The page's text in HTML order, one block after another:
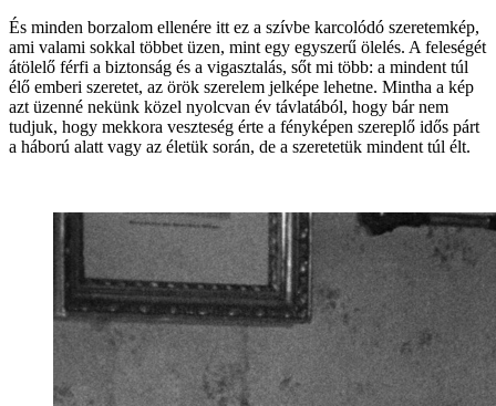
És minden borzalom ellenére itt ez a szívbe karcolódó szeretemkép,
ami valami sokkal többet üzen, mint egy egyszerű ölelés. A feleségét
átölelő férfi a biztonság és a vigasztalás, sőt mi több: a mindent túl
élő emberi szeretet, az örök szerelem jelképe lehetne. Mintha a kép
azt üzenné nekünk közel nyolcvan év távlatából, hogy bár nem
tudjuk, hogy mekkora veszteség érte a fényképen szereplő idős párt
a háború alatt vagy az életük során, de a szeretetük mindent túl élt.